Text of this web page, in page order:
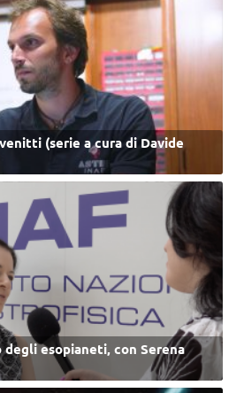
(serie a cura di Davide
esopianeti, con Serena